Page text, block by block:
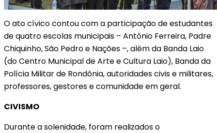
O ato cívico contou com a participação de estudantes
de quatro escolas municipais – Antônio Ferreira, Padre
Chiquinho, São Pedro e Nações –, além da Banda Laio
(do Centro Municipal de Arte e Cultura Laio), Banda da
Polícia Militar de Rondônia, autoridades civis e militares,
professores, gestores e comunidade em geral.
CIVISMO
Durante a solenidade, foram realizados o